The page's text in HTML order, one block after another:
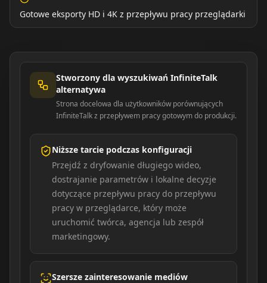
Gotowe eksporty HD i 4K z przepływu pracy przeglądarki
Stworzony dla wyszukiwań InfiniteTalk
alternatywa
Strona docelowa dla użytkowników porównujących
InfiniteTalk z przepływem pracy gotowym do produkcji.
Niższe tarcie podczas konfiguracji
Przejdź z dryfowanie długiego wideo,
dostrajanie parametrów i lokalne decyzje
dotyczące przepływu pracy do przepływu
pracy w przeglądarce, który może
uruchomić twórca, agencja lub zespół
marketingowy.
Szersze zainteresowanie mediów